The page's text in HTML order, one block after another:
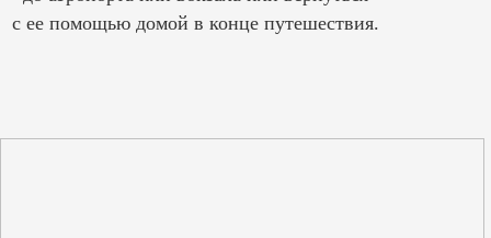
с ее помощью домой в конце путешествия.